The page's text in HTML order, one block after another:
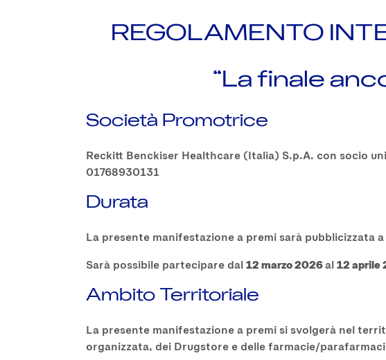
REGOLAMENTO
“La finale
Società Promotrice
Reckitt Benckiser Healthcare (Italia) S.p.A. con socio
01768930131
Durata
La presente manifestazione a premi sarà pubblicizzata
Sarà possibile partecipare dal 12 marzo 2026al 12 aprile
Ambito Territoriale
La presente manifestazione a premi si svolgerà nel
organizzata, dei Drugstore e delle farmacie/